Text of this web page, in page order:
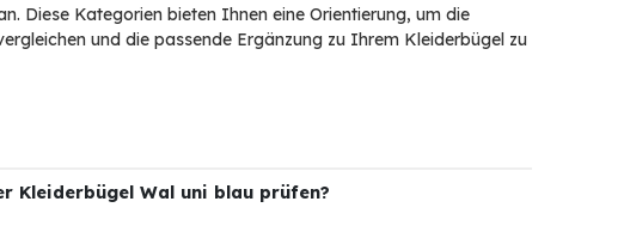
Diese Kategorien bieten Ihnen eine Orientierung, um die
und die passende Ergänzung zu Ihrem Kleiderbügel zu
Kleiderbügel Wal uni blau prüfen?